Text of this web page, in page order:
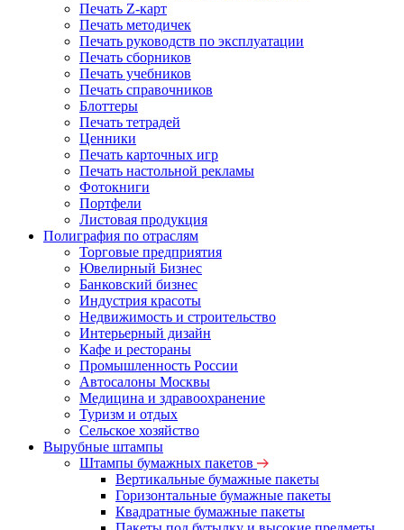
Печать Z-карт
Печать методичек
Печать руководств по эксплуатации
Печать сборников
Печать учебников
Печать справочников
Блоттеры
Печать тетрадей
Ценники
Печать карточных игр
Печать настольной рекламы
Фотокниги
Портфели
Листовая продукция
Полиграфия по отраслям
Торговые предприятия
Ювелирный Бизнес
Банковский бизнес
Индустрия красоты
Недвижимость и строительство
Интерьерный дизайн
Кафе и рестораны
Промышленность России
Автосалоны Москвы
Медицина и здравоохранение
Туризм и отдых
Сельское хозяйство
Вырубные штампы
Штампы бумажных пакетов
Вертикальные бумажные пакеты
Горизонтальные бумажные пакеты
Квадратные бумажные пакеты